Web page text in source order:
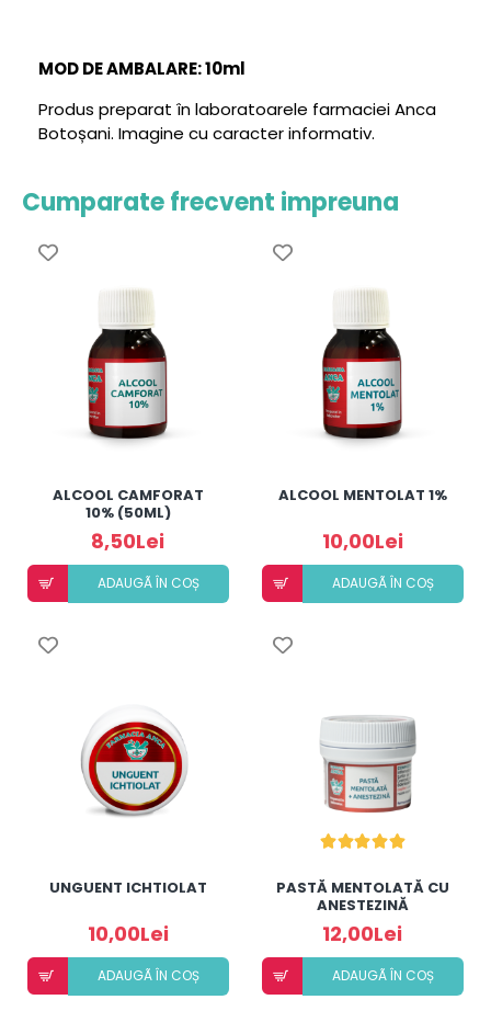
MOD DE AMBALARE: 10ml
Produs preparat în laboratoarele farmaciei Anca
Botoșani. Imagine cu caracter informativ.
Cumparate frecvent impreuna
ALCOOL CAMFORAT
10% (50ML)
8,50Lei
ADAUGÃ ÎN COȘ
ALCOOL MENTOLAT 1%
10,00Lei
ADAUGÃ ÎN COȘ
UNGUENT ICHTIOLAT
10,00Lei
ADAUGÃ ÎN COȘ
PASTĂ MENTOLATĂ CU
ANESTEZINĂ
12,00Lei
ADAUGÃ ÎN COȘ